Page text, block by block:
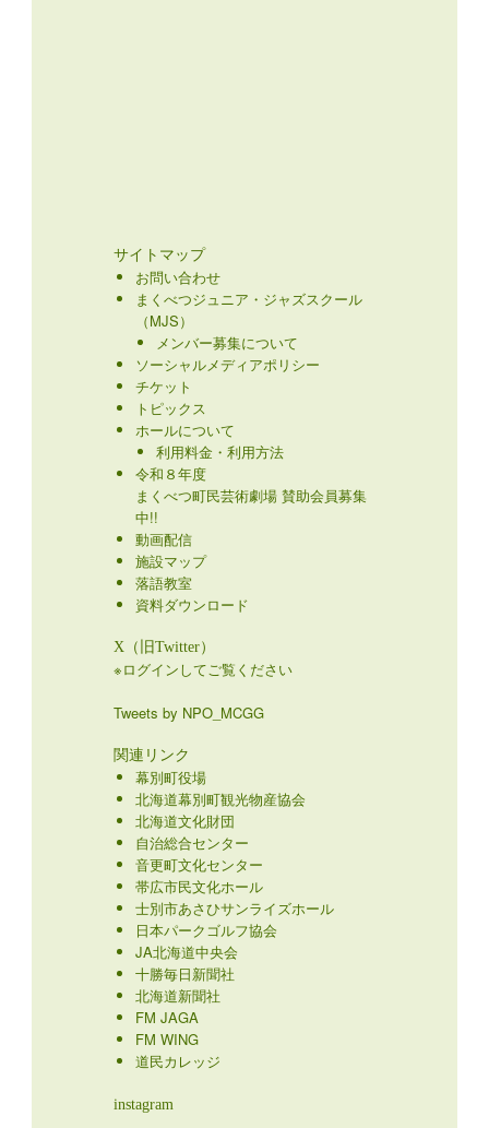
サイトマップ
お問い合わせ
まくべつジュニア・ジャズスクール
（MJS）
メンバー募集について
ソーシャルメディアポリシー
チケット
トピックス
ホールについて
利用料金・利用方法
令和８年度
まくべつ町民芸術劇場 賛助会員募集
中!!
動画配信
施設マップ
落語教室
資料ダウンロード
X（旧Twitter）
※ログインしてご覧ください
Tweets by NPO_MCGG
関連リンク
幕別町役場
北海道幕別町観光物産協会
北海道文化財団
自治総合センター
音更町文化センター
帯広市民文化ホール
士別市あさひサンライズホール
日本パークゴルフ協会
JA北海道中央会
十勝毎日新聞社
北海道新聞社
FM JAGA
FM WING
道民カレッジ
instagram